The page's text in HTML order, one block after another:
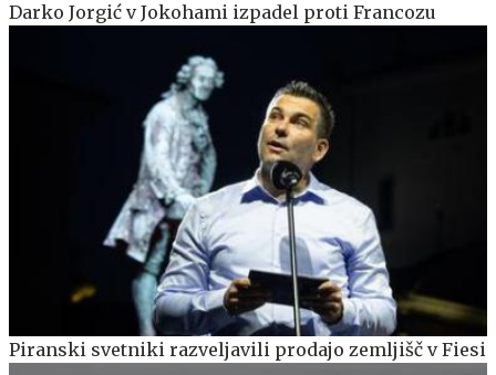
Darko Jorgić v Jokohami izpadel proti Francozu
Piranski svetniki razveljavili prodajo zemljišč v Fiesi